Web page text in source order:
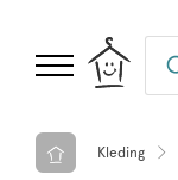
Kleding